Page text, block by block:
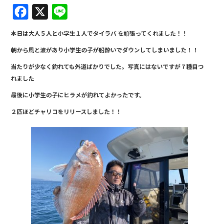
F
a
c
e
b
o
o
k
X
n
e
本日は大人５人と小学生１人でタイラバ を頑張ってくれました！！
朝から風と波があり小学生の子が船酔いでダウンしてしまいました！！
当たりが少なく釣れても外道ばかりでした。写真にはないですが７種目つ
れました
最後に小学生の子にヒラメが釣れてよかったです。
２匹ほどチャリコをリリースしました！！